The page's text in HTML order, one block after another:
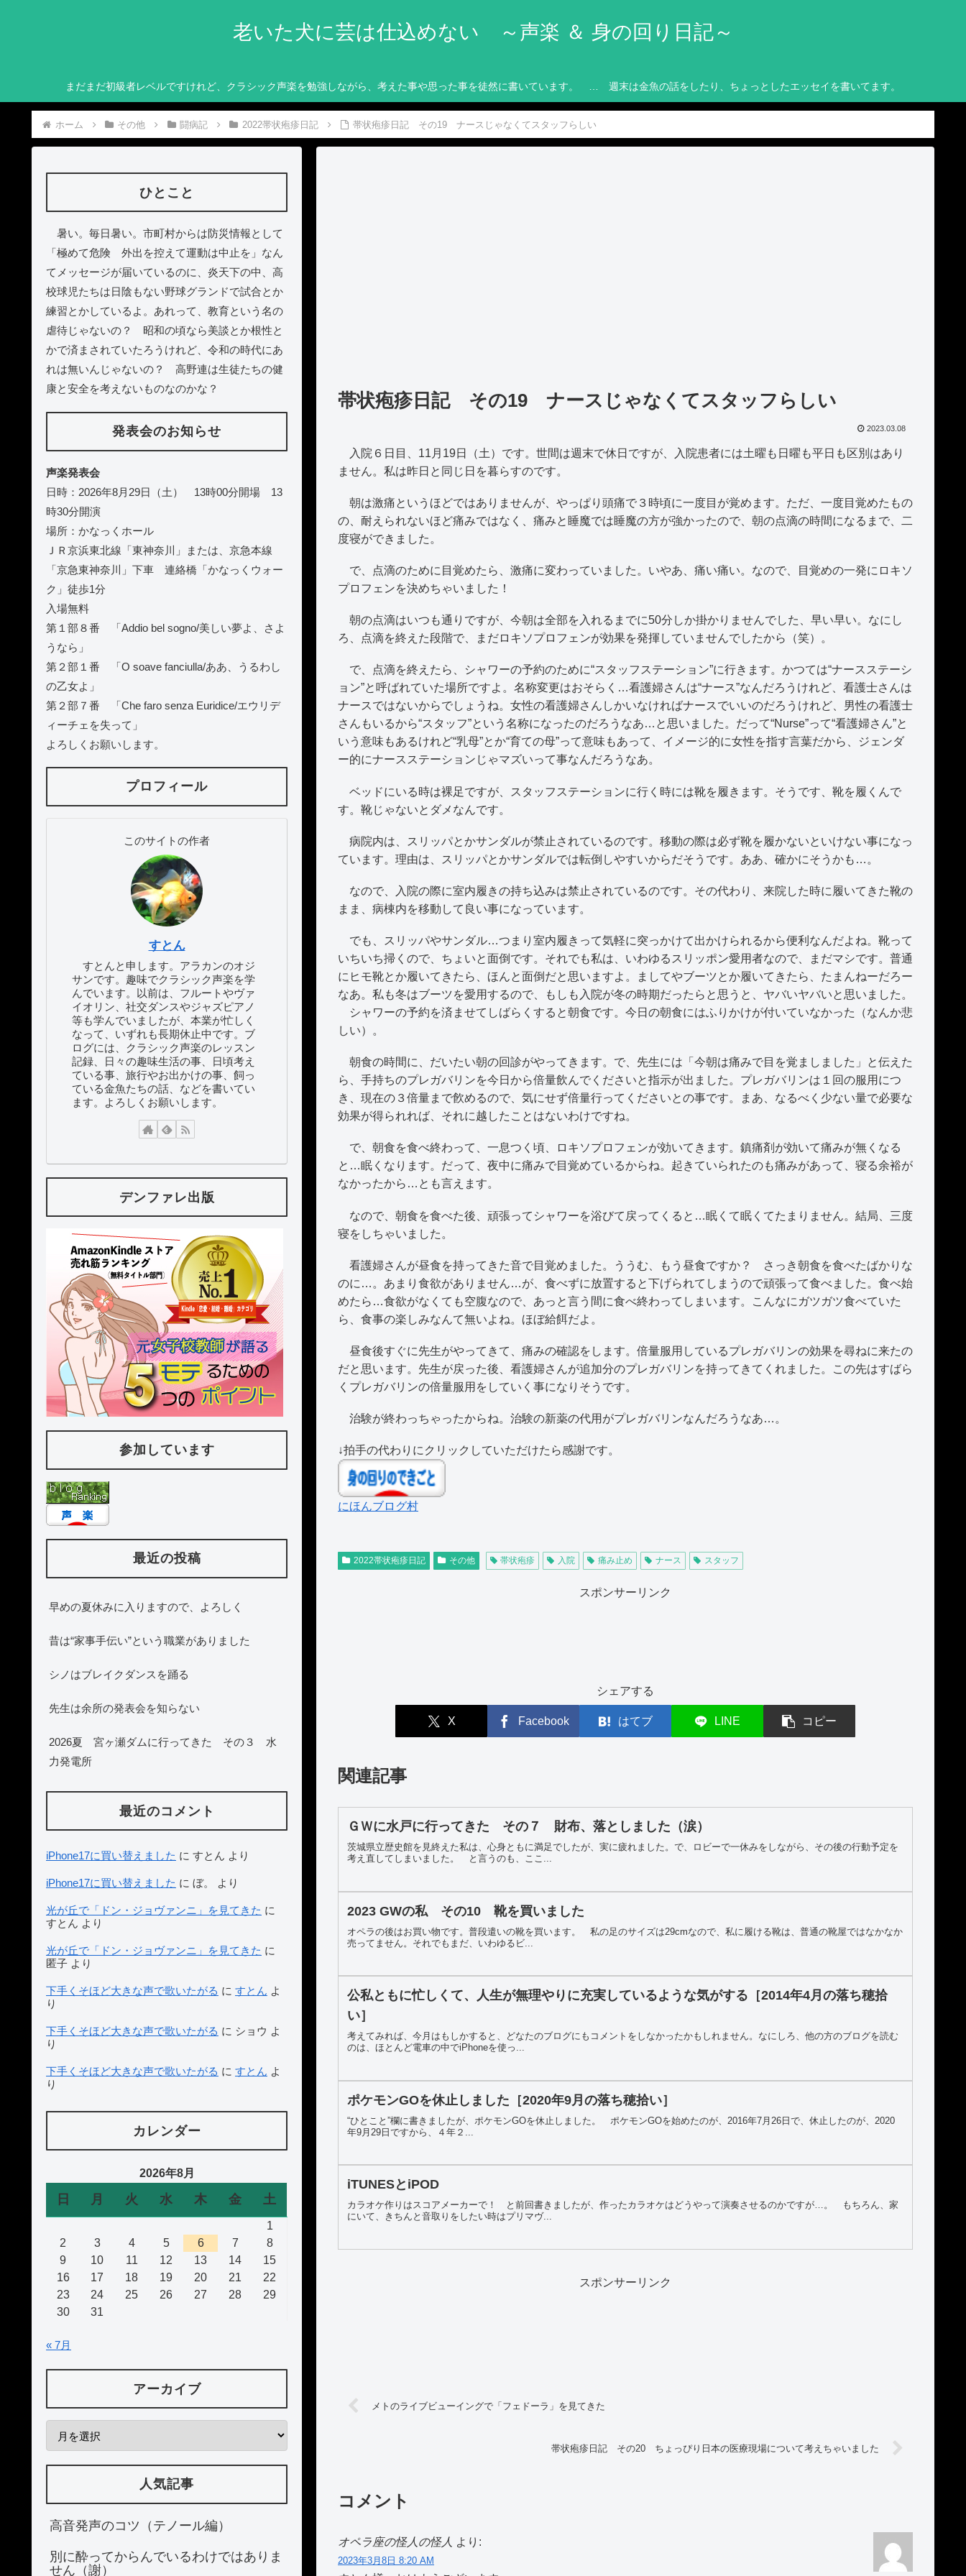
老いた犬に芸は仕込めない ～声楽 ＆ 身の回り日記～
まだまだ初級者レベルですけれど、クラシック声楽を勉強しながら、考えた事や思った事を徒然に書いています。 … 週末は金魚の話をしたり、ちょっとしたエッセイを書いてます。
ホーム その他 闘病記 2022帯状疱疹日記 帯状疱疹日記 その19 ナースじゃなくてスタッフらしい
帯状疱疹日記 その19 ナースじゃなくてスタッフらしい
2023.03.08
入院６日目、11月19日（土）です。世間は週末で休日ですが、入院患者には土曜も日曜も平日も区別はあり
ません。私は昨日と同じ日を暮らすのです。
朝は激痛というほどではありませんが、やっぱり頭痛で３時頃に一度目が覚めます。ただ、一度目覚めたもの
の、耐えられないほど痛みではなく、痛みと睡魔では睡魔の方が強かったので、朝の点滴の時間になるまで、二
度寝ができました。
で、点滴のために目覚めたら、激痛に変わっていました。いやあ、痛い痛い。なので、目覚めの一発にロキソ
プロフェンを決めちゃいました！
朝の点滴はいつも通りですが、今朝は全部を入れるまでに50分しか掛かりませんでした、早い早い。なにし
ろ、点滴を終えた段階で、まだロキソプロフェンが効果を発揮していませんでしたから（笑）。
で、点滴を終えたら、シャワーの予約のために“スタッフステーション”に行きます。かつては“ナースステーシ
ョン”と呼ばれていた場所ですよ。名称変更はおそらく…看護婦さんは“ナース”なんだろうけれど、看護士さんは
ナースではないからでしょうね。女性の看護婦さんしかいなければナースでいいのだろうけれど、男性の看護士
さんもいるから“スタッフ”という名称になったのだろうなあ…と思いました。だって“Nurse”って“看護婦さん”と
いう意味もあるけれど“乳母”とか“育ての母”って意味もあって、イメージ的に女性を指す言葉だから、ジェンダ
ー的にナースステーションじゃマズいって事なんだろうなあ。
ベッドにいる時は裸足ですが、スタッフステーションに行く時には靴を履きます。そうです、靴を履くんで
す。靴じゃないとダメなんです。
病院内は、スリッパとかサンダルが禁止されているのです。移動の際は必ず靴を履かないといけない事になっ
ています。理由は、スリッパとかサンダルでは転倒しやすいからだそうです。ああ、確かにそうかも…。
なので、入院の際に室内履きの持ち込みは禁止されているのです。その代わり、来院した時に履いてきた靴の
まま、病棟内を移動して良い事になっています。
でも、スリッパやサンダル…つまり室内履きって気軽に突っかけて出かけられるから便利なんだよね。靴って
いちいち掃くので、ちょいと面倒です。それでも私は、いわゆるスリッポン愛用者なので、まだマシです。普通
にヒモ靴とか履いてきたら、ほんと面倒だと思いますよ。ましてやブーツとか履いてきたら、たまんねーだろー
なあ。私も冬はブーツを愛用するので、もしも入院が冬の時期だったらと思うと、ヤバいヤバいと思いました。
シャワーの予約を済ませてしばらくすると朝食です。今日の朝食にはふりかけが付いていなかった（なんか悲
しい）。
朝食の時間に、だいたい朝の回診がやってきます。で、先生には「今朝は痛みで目を覚ましました」と伝えた
ら、手持ちのプレガバリンを今日から倍量飲んでくださいと指示が出ました。プレガバリンは１回の服用につ
き、現在の３倍量まで飮めるので、気にせず倍量行ってくださいとの事です。まあ、なるべく少ない量で必要な
効果が得られれば、それに越したことはないわけですね。
で、朝食を食べ終わって、一息つく頃、ロキソプロフェンが効いてきます。鎮痛剤が効いて痛みが無くなる
と…眠くなります。だって、夜中に痛みで目覚めているからね。起きていられたのも痛みがあって、寝る余裕が
なかったから…とも言えます。
なので、朝食を食べた後、頑張ってシャワーを浴びて戻ってくると…眠くて眠くてたまりません。結局、三度
寝をしちゃいました。
看護婦さんが昼食を持ってきた音で目覚めました。ううむ、もう昼食ですか？ さっき朝食を食べたばかりな
のに…。あまり食欲がありません…が、食べずに放置すると下げられてしまうので頑張って食べました。食べ始
めたら…食欲がなくても空腹なので、あっと言う間に食べ終わってしまいます。こんなにガツガツ食べていた
ら、食事の楽しみなんて無いよね。ほぼ給餌だよ。
昼食後すぐに先生がやってきて、痛みの確認をします。倍量服用しているプレガバリンの効果を尋ねに来たの
だと思います。先生が戻った後、看護婦さんが追加分のプレガバリンを持ってきてくれました。この先はすばら
くプレガバリンの倍量服用をしていく事になりそうです。
治験が終わっちゃったからね。治験の新薬の代用がプレガバリンなんだろうなあ…。
↓拍手の代わりにクリックしていただけたら感謝です。
にほんブログ村
2022帯状疱疹日記 その他 帯状疱疹 入院 痛み止め ナース スタッフ
スポンサーリンク
シェアする
X Facebook はてブ LINE コピー
関連記事
ＧＷに水戸に行ってきた その７ 財布、落としました（涙）
茨城県立歴史館を見終えた私は、心身ともに満足でしたが、実に疲れました。で、ロビーで一休みをしながら、その後の行動予定を
考え直してしまいました。 と言うのも、ここ...
2023 GWの私 その10 靴を買いました
オペラの後はお買い物です。普段遣いの靴を買います。 私の足のサイズは29cmなので、私に履ける靴は、普通の靴屋ではなかなか
売ってません。それでもまだ、いわゆるビ...
公私ともに忙しくて、人生が無理やりに充実しているような気がする［2014年4月の落ち穂拾
い］
考えてみれば、今月はもしかすると、どなたのブログにもコメントをしなかったかもしれません。なにしろ、他の方のブログを読む
のは、ほとんど電車の中でiPhoneを使っ...
ポケモンGOを休止しました［2020年9月の落ち穂拾い］
“ひとこと”欄に書きましたが、ポケモンGOを休止しました。 ポケモンGOを始めたのが、2016年7月26日で、休止したのが、2020
年9月29日ですから、４年２...
iTUNESとiPOD
カラオケ作りはスコアメーカーで！ と前回書きましたが、作ったカラオケはどうやって演奏させるのかですが…。 もちろん、家
にいて、きちんと音取りをしたい時はプリマヴ...
スポンサーリンク
メトのライブビューイングで「フェドーラ」を見てきた
帯状疱疹日記 その20 ちょっぴり日本の医療現場について考えちゃいました
コメント
オペラ座の怪人の怪人 より:
2023年3月8日 8:20 AM
ひとこと
暑い。毎日暑い。市町村からは防災情報として
「極めて危険 外出を控えて運動は中止を」なん
てメッセージが届いているのに、炎天下の中、高
校球児たちは日陰もない野球グランドで試合とか
練習とかしているよ。あれって、教育という名の
虐待じゃないの？ 昭和の頃なら美談とか根性と
かで済まされていたろうけれど、令和の時代にあ
れは無いんじゃないの？ 高野連は生徒たちの健
康と安全を考えないものなのかな？
発表会のお知らせ
声楽発表会
日時：2026年8月29日（土） 13時00分開場 13
時30分開演
場所：かなっくホール
ＪＲ京浜東北線「東神奈川」または、京急本線
「京急東神奈川」下車 連絡橋「かなっくウォー
ク」徒歩1分
入場無料
第１部８番 「Addio bel sogno/美しい夢よ、さよ
うなら」
第２部１番 「O soave fanciulla/ああ、うるわし
の乙女よ」
第２部７番 「Che faro senza Euridice/エウリデ
ィーチェを失って」
よろしくお願いします。
プロフィール
このサイトの作者
すとん
すとんと申します。アラカンのオジ
サンです。趣味でクラシック声楽を学
んでいます。以前は、フルートやヴァ
イオリン、社交ダンスやジャズピアノ
等も学んでいましたが、本業が忙しく
なって、いずれも長期休止中です。ブ
ログには、クラシック声楽のレッスン
記録、日々の趣味生活の事、日頃考え
ている事、旅行やお出かけの事、飼っ
ている金魚たちの話、などを書いてい
ます。よろしくお願いします。
デンファレ出版
参加しています
最近の投稿
早めの夏休みに入りますので、よろしく
昔は“家事手伝い”という職業がありました
シノはブレイクダンスを踊る
先生は余所の発表会を知らない
2026夏 宮ヶ瀬ダムに行ってきた その３ 水
力発電所
最近のコメント
iPhone17に買い替えました に すとん より
iPhone17に買い替えました に ぼ。 より
光が丘で「ドン・ジョヴァンニ」を見てきた に
すとん より
光が丘で「ドン・ジョヴァンニ」を見てきた に
匿子 より
下手くそほど大きな声で歌いたがる に すとん よ
り
下手くそほど大きな声で歌いたがる に ショウ よ
り
下手くそほど大きな声で歌いたがる に すとん よ
り
カレンダー
2026年8月
日 月 火 水 木 金 土
1
2
3 4 5 6 7
8
9
10 11 12 13 14
15
16
17 18 19 20 21
22
23
24 25 26 27 28
29
30
31
« 7月
アーカイブ
人気記事
高音発声のコツ（テノール編）
別に酔ってからんでいるわけではありま
せん（謝）